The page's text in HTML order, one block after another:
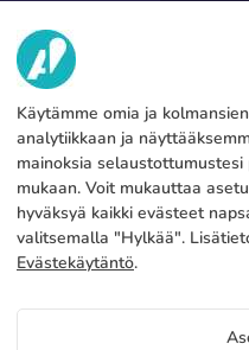
TIETOA MEISTÄ
Tehdas
Ota yhteyttä
Blog
PALVELUT
Maksutavat
Tuotanto ja toimitus
FAQs
OIKEUDELLISET
Oikeudellinen huomautus
Yleiset ehdot
Evästeet politiikka
Tietosuojakäytäntö
Käytämme omia ja
analytiikkaan ja
mainoksia
mukaan. Voit mukauttaa
hyväksyä kaikki evästeet
valitsemalla "Hylkää".
Evästekäytäntö.